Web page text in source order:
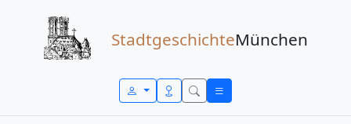
StadtgeschichteMünchen